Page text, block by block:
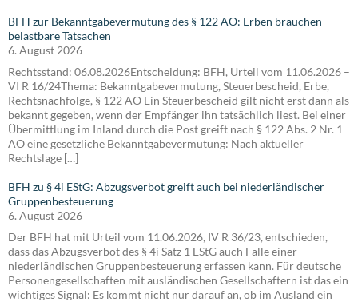
BFH zur Bekanntgabevermutung des § 122 AO: Erben brauchen
belastbare Tatsachen
6. August 2026
Rechtsstand: 06.08.2026Entscheidung: BFH, Urteil vom 11.06.2026 –
VI R 16/24Thema: Bekanntgabevermutung, Steuerbescheid, Erbe,
Rechtsnachfolge, § 122 AO Ein Steuerbescheid gilt nicht erst dann als
bekannt gegeben, wenn der Empfänger ihn tatsächlich liest. Bei einer
Übermittlung im Inland durch die Post greift nach § 122 Abs. 2 Nr. 1
AO eine gesetzliche Bekanntgabevermutung: Nach aktueller
Rechtslage […]
BFH zu § 4i EStG: Abzugsverbot greift auch bei niederländischer
Gruppenbesteuerung
6. August 2026
Der BFH hat mit Urteil vom 11.06.2026, IV R 36/23, entschieden,
dass das Abzugsverbot des § 4i Satz 1 EStG auch Fälle einer
niederländischen Gruppenbesteuerung erfassen kann. Für deutsche
Personengesellschaften mit ausländischen Gesellschaftern ist das ein
wichtiges Signal: Es kommt nicht nur darauf an, ob im Ausland ein